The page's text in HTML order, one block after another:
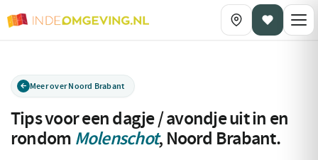
Meer over Noord Brabant
Tips voor een dagje / avondje uit in en
rondom Molenschot, Noord Brabant.